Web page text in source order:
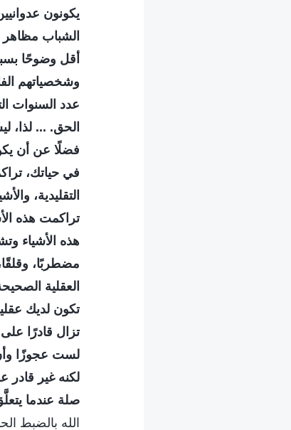
يكونون
الشباب
أقل وضوحًا
وشخصياتهم
عدد السنوات
الحق. ... لذا،
فضلًا عن أن
في حياتك،
التقليدية،
تراكمت هذه
هذه الأشياء
مضطربًا،
العقلية
تكون لديك
تزال قادرًا
لست عجوزًا
لكنه غير قادر
صلة عندما
الله بالضبط